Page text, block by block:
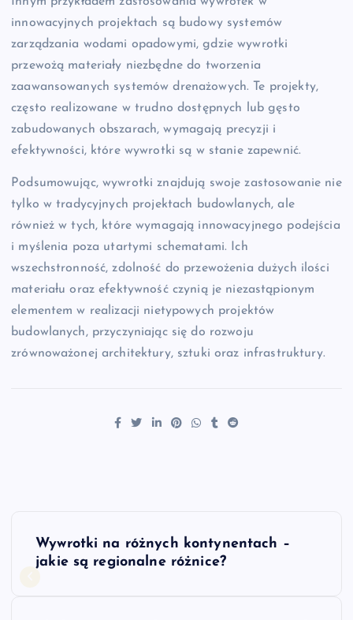
innowacyjnych projektach są budowy systemów
zarządzania wodami opadowymi, gdzie wywrotki
przewożą materiały niezbędne do tworzenia
zaawansowanych systemów drenażowych. Te projekty,
często realizowane w trudno dostępnych lub gęsto
zabudowanych obszarach, wymagają precyzji i
efektywności, które wywrotki są w stanie zapewnić.
Podsumowując, wywrotki znajdują swoje zastosowanie nie
tylko w tradycyjnych projektach budowlanych, ale
również w tych, które wymagają innowacyjnego podejścia
i myślenia poza utartymi schematami. Ich
wszechstronność, zdolność do przewożenia dużych ilości
materiału oraz efektywność czynią je niezastąpionym
elementem w realizacji nietypowych projektów
budowlanych, przyczyniając się do rozwoju
zrównoważonej architektury, sztuki oraz infrastruktury.
NWywrotki na różnych kontynentach –
jakie są regionalne różnice?